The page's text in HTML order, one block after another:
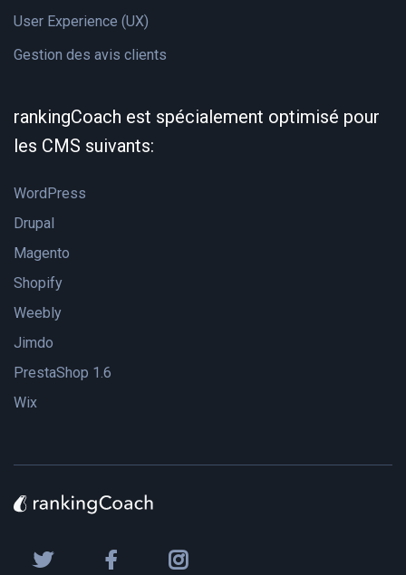
User Experience (UX)
Gestion des avis clients
rankingCoach est spécialement optimisé pour
les CMS suivants:
WordPress
Drupal
Magento
Shopify
Weebly
Jimdo
PrestaShop 1.6
Wix